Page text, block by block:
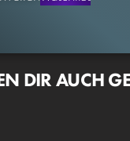
DIR AUCH